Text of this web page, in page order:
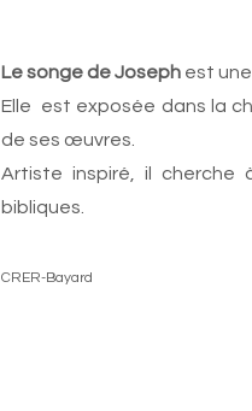
Le songe de Joseph est
Elle  est exposée dans la
de ses œuvres.
Artiste inspiré, il cherche
bibliques.
CRER-Bayard